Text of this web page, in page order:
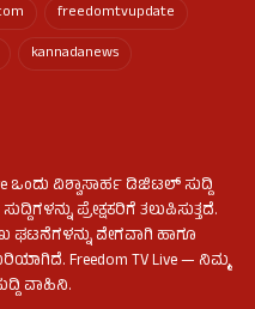
freedomtvupdate
kannadanews
ಒಂದು ವಿಶ್ವಾಸಾರ್ಹ ಡಿಜಿಟಲ್ ಸುದ್ದಿ
ಪ್ರೇಕ್ಷಕರಿಗೆ ತಲುಪಿಸುತ್ತದೆ.
ಘಟನೆಗಳನ್ನು ವೇಗವಾಗಿ ಹಾಗೂ
Freedom TV Live — ನಿಮ್ಮ
ವಾಹಿನಿ.